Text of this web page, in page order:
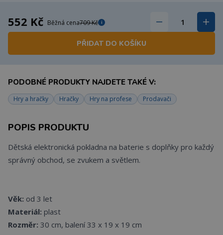
552 Kč Běžná cena709 Kč i
PŘIDAT DO KOŠÍKU
PODOBNÉ PRODUKTY NAJDETE TAKÉ V:
Hry a hračky Hračky Hry na profese Prodavači
POPIS PRODUKTU
Dětská elektronická pokladna na baterie s doplňky pro každý
správný obchod, se zvukem a světlem.
Věk: od 3 let
Materiál: plast
Rozměr: 30 cm, balení 33 x 19 x 19 cm